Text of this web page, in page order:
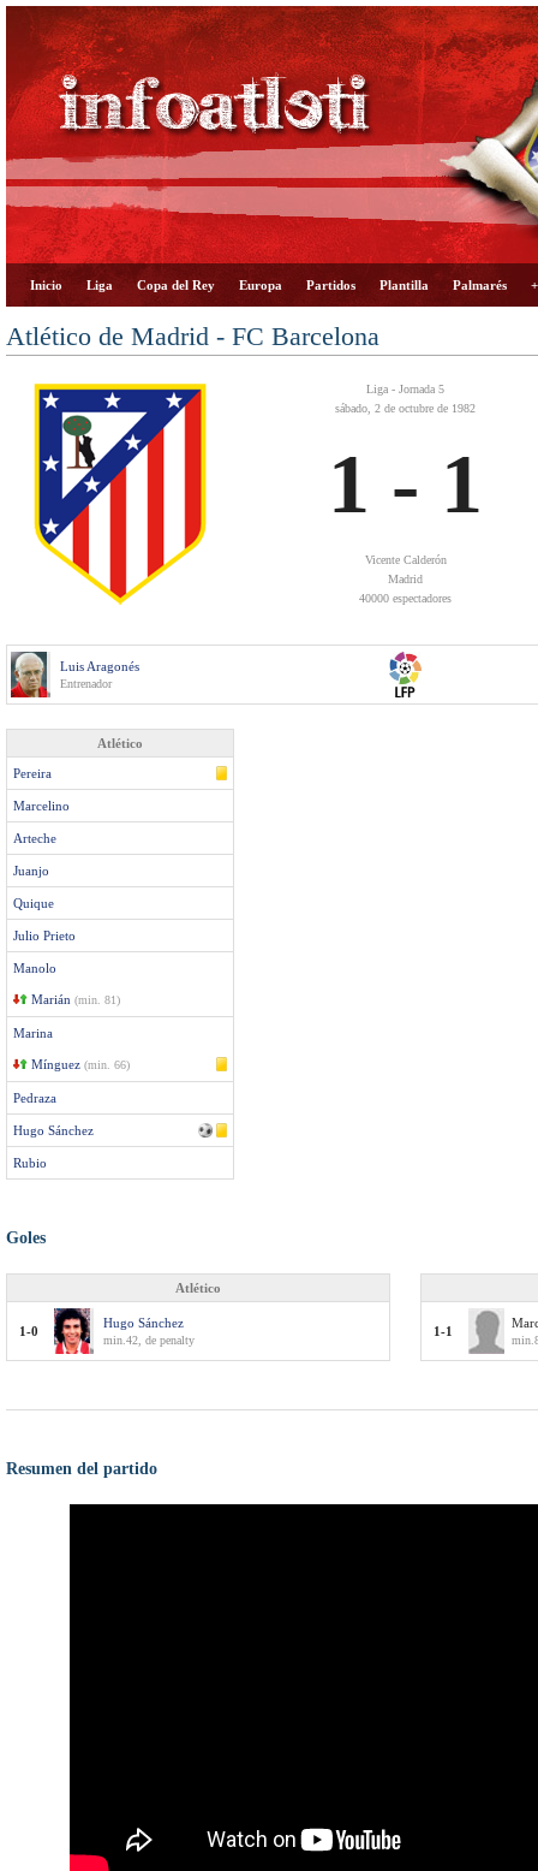
Inicio Liga Copa del Rey Europa Partidos Plantilla Palmarés
Atlético de Madrid - FC Barcelona
Liga - Jornada 5
sábado, 2 de octubre de 1982
1 - 1
Vicente Calderón
Madrid
40000 espectadores
Luis Aragonés
Entrenador
Atlético
Pereira
Marcelino
Arteche
Juanjo
Quique
Julio Prieto
Manolo
Marián (min. 81)
Marina
Mínguez (min. 66)
Pedraza
Hugo Sánchez
Rubio
Goles
Atlético
1-0
Hugo Sánchez
min.42, de penalty
1-1
Resumen del partido